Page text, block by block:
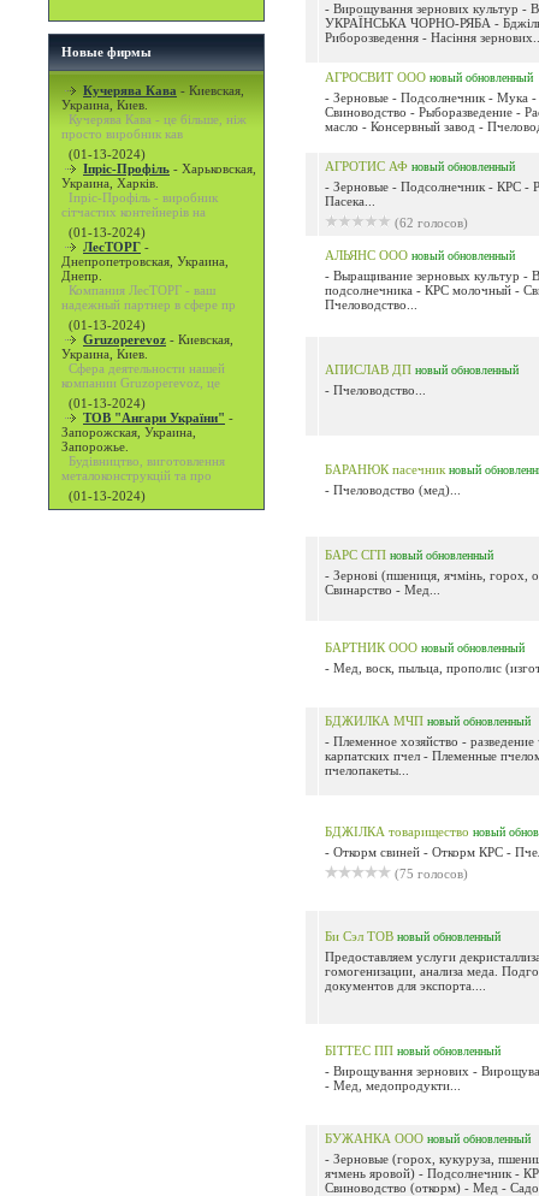
Новые фирмы
Кучерява Кава - Киевская,
Украина, Киев.
Кучерява Кава - це більше, ніж
просто виробник кав
(01-13-2024)
Іпріс-Профіль - Харьковская,
Украина, Харків.
Іпріс-Профіль - виробник
сітчастих контейнерів на
(01-13-2024)
ЛесТОРГ -
Днепропетровская, Украина,
Днепр.
Компания ЛесТОРГ - ваш
надежный партнер в сфере пр
(01-13-2024)
Gruzoperevoz - Киевская,
Украина, Киев.
Сфера деятельности нашей
компании Gruzoperevoz, це
(01-13-2024)
ТОВ "Ангари України" -
Запорожская, Украина,
Запорожье.
Будівництво, виготовлення
металоконструкцій та про
(01-13-2024)
- Вирощування зернових культур -
УКРАЇНСЬКА ЧОРНО-РЯБА -
Риборозведення - Насіння
АГРОСВИТ ООО новый обновленный
- Зерновые - Подсолнечник - Мука
Свиноводство - Рыборазведение -
масло - Консервный завод -
АГРОТИС АФ новый обновленный
- Зерновые - Подсолнечник - КРС -
Пасека...
(62 голосов)
АЛЬЯНС ООО новый обновленный
- Выращивание зерновых культур -
подсолнечника - КРС молочный -
Пчеловодство...
АПИСЛАВ ДП новый обновленный
- Пчеловодство...
БАРАНЮК пасечник новый
- Пчеловодство (мед)...
БАРС СГП новый обновленный
- Зернові (пшениця, ячмінь, горох,
Свинарство - Мед...
БАРТНИК ООО новый обновленный
- Мед, воск, пыльца, прополис
БДЖИЛКА МЧП новый обновленный
- Племенное хозяйство -
карпатских пчел - Племенные
пчелопакеты...
БДЖІЛКА товарищество новый
- Откорм свиней - Откорм КРС -
(75 голосов)
Би Сэл ТОВ новый обновленный
Предоставляем услуги
гомогенизации, анализа меда.
документов для экспорта....
БІТТЕС ПП новый обновленный
- Вирощування зернових -
- Мед, медопродукти...
БУЖАНКА ООО новый обновленный
- Зерновые (горох, кукуруза,
ячмень яровой) - Подсолнечник -
Свиноводство (откорм) - Мед -